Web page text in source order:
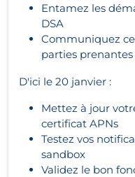
Entamez les
DSA
Communiquez
parties
D'ici le 20 janvier :
Mettez à jour
certificat APNs
Testez vos
sandbox
Validez le bon